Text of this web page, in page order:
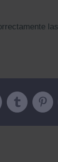
las
Tumblr